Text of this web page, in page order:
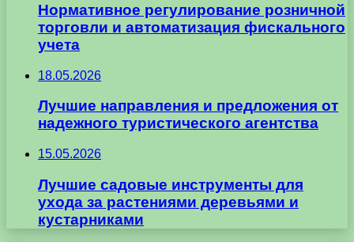
Нормативное регулирование розничной
торговли и автоматизация фискального
учета
18.05.2026
Лучшие направления и предложения от
надежного туристического агентства
15.05.2026
Лучшие садовые инструменты для
ухода за растениями деревьями и
кустарниками